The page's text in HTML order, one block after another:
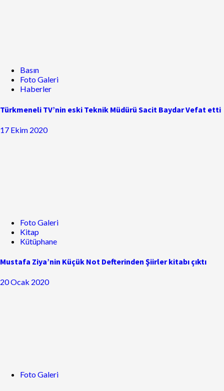
Basın
Foto Galeri
Haberler
Türkmeneli TV’nin eski Teknik Müdürü Sacit Baydar Vefat etti
17 Ekim 2020
Foto Galeri
Kitap
Kütüphane
Mustafa Ziya’nin Küçük Not Defterinden Şiirler kitabı çıktı
20 Ocak 2020
Foto Galeri